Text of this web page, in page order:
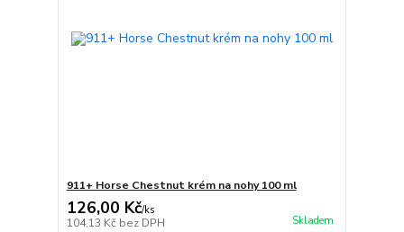
911+ Horse Chestnut krém na nohy 100 ml
126,00 Kč/ks
104,13 Kč bez DPH Skladem